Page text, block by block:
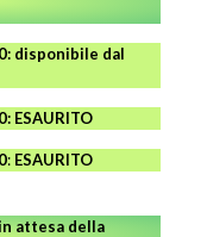
disponibile dal
ESAURITO
: ESAURITO
attesa della